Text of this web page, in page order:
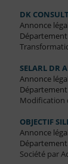
DK
Annonce
SELARL DR
Annonce
Modification
OBJECTIF
Annonce
Société par